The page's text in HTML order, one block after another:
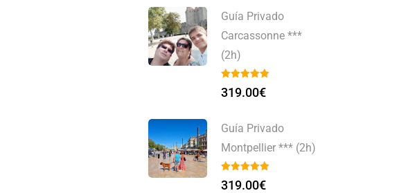
Guía Privado
Carcassonne ***
(2h)
319.00€
Guía Privado
Montpellier *** (2h)
319.00€